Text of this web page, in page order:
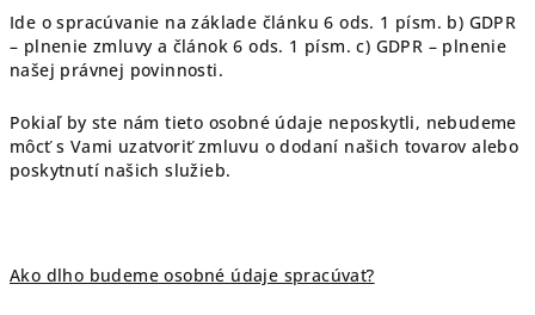
Ide o spracúvanie na základe článku 6 ods. 1 písm. b) GDPR
– plnenie zmluvy a článok 6 ods. 1 písm. c) GDPR – plnenie
našej právnej povinnosti.
Pokiaľ by ste nám tieto osobné údaje neposkytli, nebudeme
môcť s Vami uzatvoriť zmluvu o dodaní našich tovarov alebo
poskytnutí našich služieb.
Ako dlho budeme osobné údaje spracúvať?